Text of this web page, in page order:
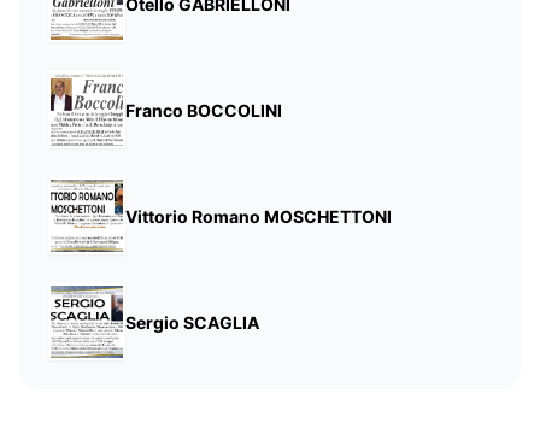
Otello GABRIELLONI
Franco BOCCOLINI
Vittorio Romano MOSCHETTONI
Sergio SCAGLIA